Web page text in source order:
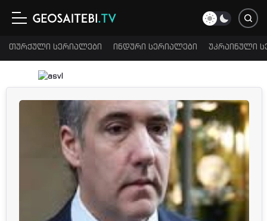
თურქული სერიალები ინდური სერიალები უკრაინული